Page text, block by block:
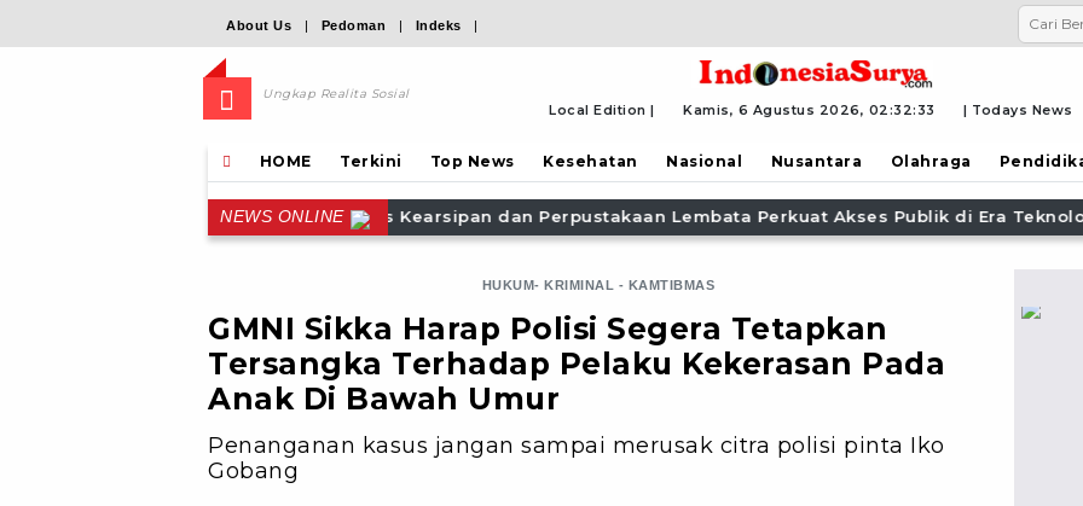
About Us | Pedoman | Indeks |
Ungkap Realita Sosial
Local Edition |
Kamis, 6 Agustus 2026, 02:32:35 | Todays News
HOME Terkini Top News Kesehatan Nasional Nusantara Olahraga
NEWS ONLINE
Kearsipan dan Perpustakaan Lembata Perkuat Akses Publik di Era Teknologi Informasi PW IWO Kaltim
HUKUM- KRIMINAL - KAMTIBMAS
GMNI Sikka Harap Polisi Segera Tetapkan
Tersangka Terhadap Pelaku Kekerasan Pada
Anak Di Bawah Umur
Penanganan kasus jangan sampai merusak citra polisi pinta Iko
Gobang